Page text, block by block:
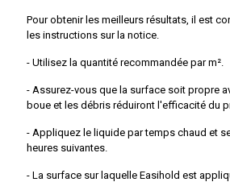
Pour obtenir les meilleurs résultats, il est
les instructions sur la notice.
- Utilisez la quantité recommandée par m².
- Assurez-vous que la surface soit propre
boue et les débris réduiront l'efficacité du
- Appliquez le liquide par temps chaud et
heures suivantes.
- La surface sur laquelle Easihold est